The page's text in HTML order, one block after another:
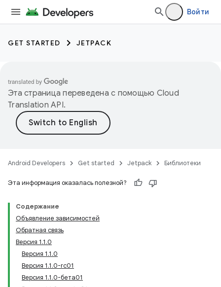
Войти
GET STARTED JETPACK
Эта страница переведена с помощью Cloud
Translation API.
Android Developers Get started Jetpack Библиотеки
Эта информация оказалась полезной?
Содержание
Объявление зависимостей
Обратная связь
Версия 1.1.0
Версия 1.1.0
Версия 1.1.0-rc01
Версия 1.1.0-бета01